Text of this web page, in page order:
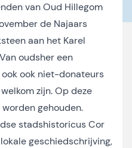
van Oud Hillegom
de Najaars
aan het Karel
oudsher een
ook niet-donateurs
zijn. Op deze
gehouden.
stadshistoricus Cor
geschiedschrijving,